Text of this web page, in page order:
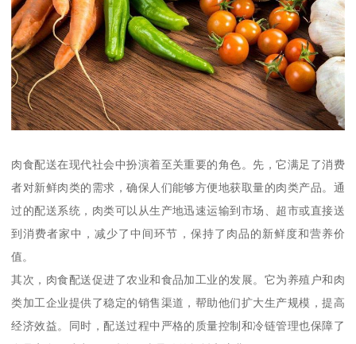
肉食配送在现代社会中扮演着至关重要的角色。先，它满足了消费
者对新鲜肉类的需求，确保人们能够方便地获取量的肉类产品。通
过的配送系统，肉类可以从生产地迅速运输到市场、超市或直接送
到消费者家中，减少了中间环节，保持了肉品的新鲜度和营养价
值。
其次，肉食配送促进了农业和食品加工业的发展。它为养殖户和肉
类加工企业提供了稳定的销售渠道，帮助他们扩大生产规模，提高
经济效益。同时，配送过程中严格的质量控制和冷链管理也保障了